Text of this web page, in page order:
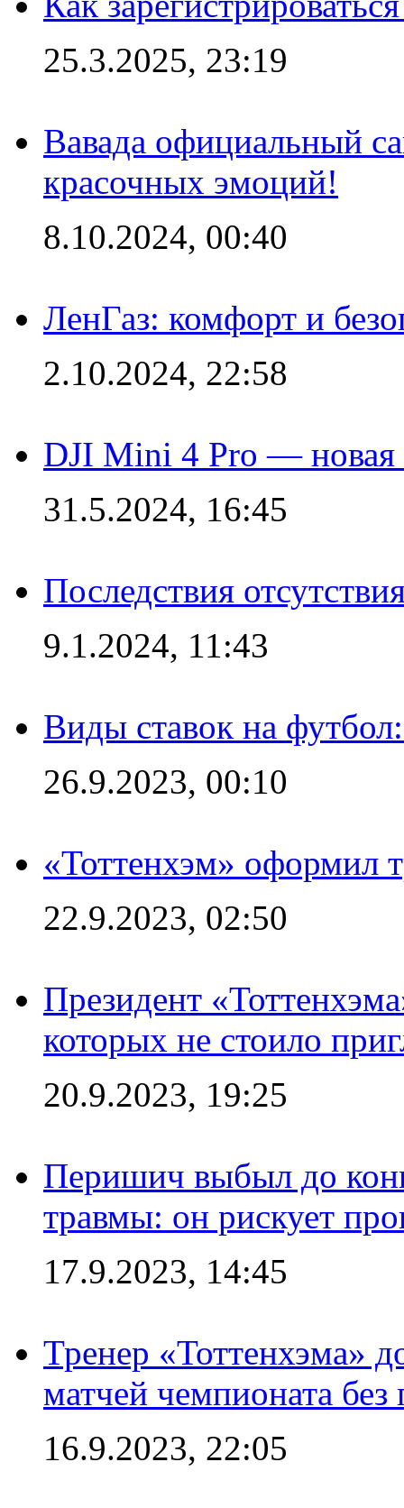
25.3.2025, 23:19
Вавада официальный
красочных эмоций!
8.10.2024, 00:40
ЛенГаз: комфорт и
2.10.2024, 22:58
DJI Mini 4 Pro — новая
31.5.2024, 16:45
Последствия
9.1.2024, 11:43
Виды ставок на
26.9.2023, 00:10
«Тоттенхэм» оформил
22.9.2023, 02:50
Президент
которых не стоило
20.9.2023, 19:25
Перишич выбыл до
травмы: он рискует
17.9.2023, 14:45
Тренер «Тоттенхэма»
матчей чемпионата
16.9.2023, 22:05